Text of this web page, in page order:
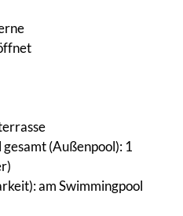
(Außenpool): 1
am Swimmingpool